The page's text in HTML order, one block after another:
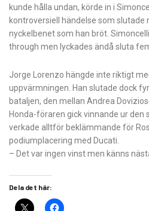
kunde hålla undan, körde in i
kontroversiell händelse som
nyckelbenet som han bröt.
through men lyckades ändå sluta
Jorge Lorenzo hängde inte riktigt
uppvärmningen. Han slutade dock
bataljen, den mellan Andrea
Honda-föraren gick vinnande ur den
verkade alltför beklämmande för
podiumplacering med Ducati.
– Det var ingen vinst men känns
Dela det här: